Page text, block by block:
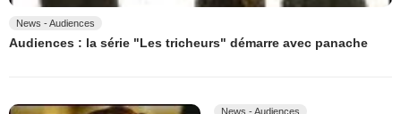
News - Audiences
Audiences : la série "Les tricheurs" démarre avec panache
News - Audiences